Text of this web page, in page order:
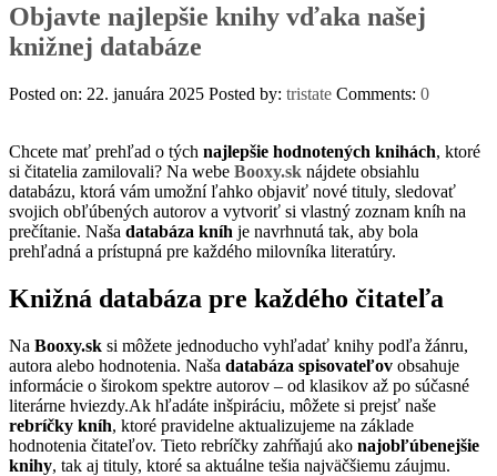
Objavte najlepšie knihy vďaka našej
knižnej databáze
Posted on: 22. januára 2025 Posted by: tristate Comments: 0
Chcete mať prehľad o tých najlepšie hodnotených knihách, ktoré
si čitatelia zamilovali? Na webe Booxy.sk nájdete obsiahlu
databázu, ktorá vám umožní ľahko objaviť nové tituly, sledovať
svojich obľúbených autorov a vytvoriť si vlastný zoznam kníh na
prečítanie. Naša databáza kníh je navrhnutá tak, aby bola
prehľadná a prístupná pre každého milovníka literatúry.
Knižná databáza pre každého čitateľa
Na Booxy.sk si môžete jednoducho vyhľadať knihy podľa žánru,
autora alebo hodnotenia. Naša databáza spisovateľov obsahuje
informácie o širokom spektre autorov – od klasikov až po súčasné
literárne hviezdy.Ak hľadáte inšpiráciu, môžete si prejsť naše
rebríčky kníh, ktoré pravidelne aktualizujeme na základe
hodnotenia čitateľov. Tieto rebríčky zahŕňajú ako najobľúbenejšie
knihy, tak aj tituly, ktoré sa aktuálne tešia najväčšiemu záujmu.